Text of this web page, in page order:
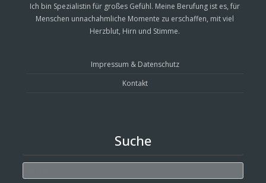
Ich bin Spezialistin für großes Gefühl. Meine Berufung ist es, für
Menschen unnachahmliche Momente zu erschaffen, mit viel
Herzblut, Hirn und Stimme.
Impressum & Datenschutz
Kontakt
Suche